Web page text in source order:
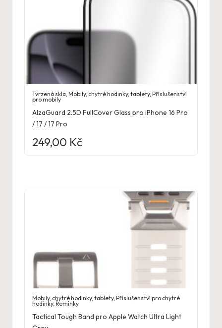
Tvrzená skla ,Mobily, chytré hodinky, tablety,Příslušenství
pro mobily
AlzaGuard 2.5D FullCover Glass pro iPhone 16 Pro
/ 17 / 17 Pro
249,00 Kč
Mobily, chytré hodinky, tablety,Příslušenství pro chytré
hodinky, Řemínky
Tactical Tough Band pro Apple Watch Ultra Light